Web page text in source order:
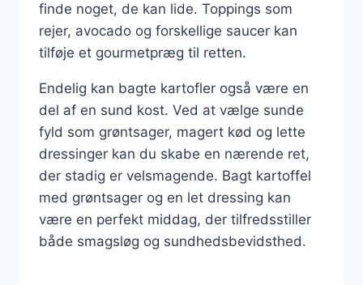
finde noget, de kan lide. Toppings som
rejer, avocado og forskellige saucer kan
tilføje et gourmetpræg til retten.
Endelig kan bagte kartofler også være en
del af en sund kost. Ved at vælge sunde
fyld som grøntsager, magert kød og lette
dressinger kan du skabe en nærende ret,
der stadig er velsmagende. Bagt kartoffel
med grøntsager og en let dressing kan
være en perfekt middag, der tilfredsstiller
både smagsløg og sundhedsbevidsthed.